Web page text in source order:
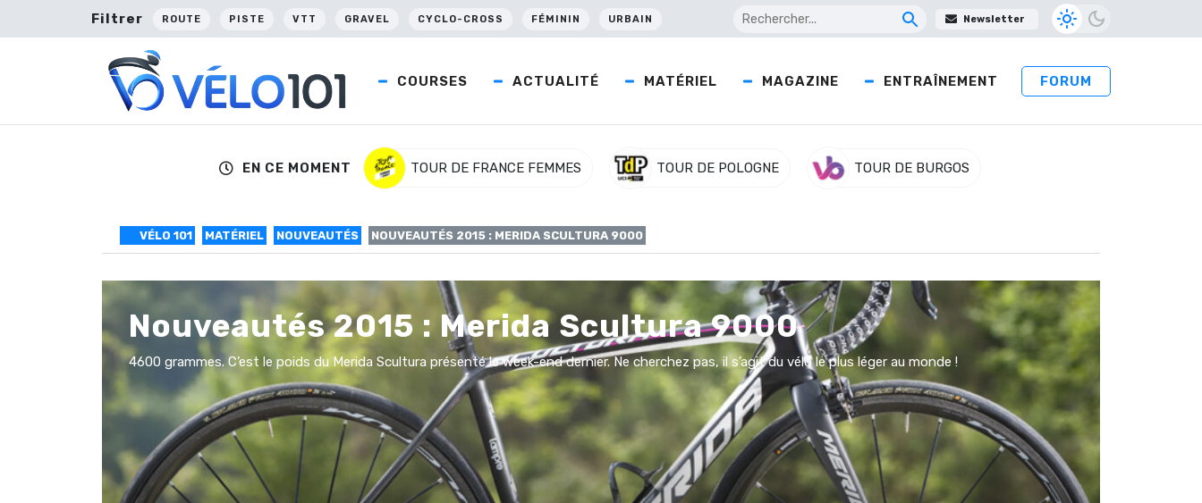
Filtrer ROUTE PISTE VTT GRAVEL CYCLO-CROSS FÉMININ URBAIN Newsletter
COURSES ACTUALITÉ MATÉRIEL MAGAZINE ENTRAÎNEMENT FORUM
EN CE MOMENT TOUR DE FRANCE FEMMES TOUR DE POLOGNE TOUR DE BURGOS
VÉLO 101 MATÉRIEL NOUVEAUTÉS NOUVEAUTÉS 2015 : MERIDA SCULTURA 9000
Nouveautés 2015 : Merida Scultura 9000
4600 grammes. C’est le poids du Merida Scultura présenté le week-end dernier. Ne cherchez pas, il s’agit du vélo le plus léger au monde !